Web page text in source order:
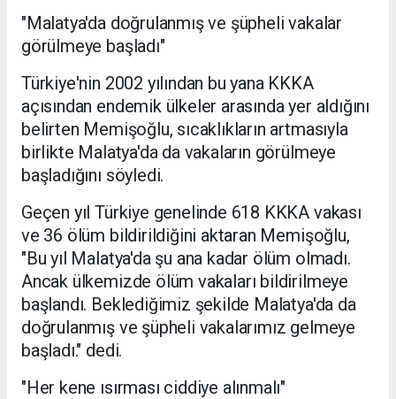
"Malatya'da doğrulanmış ve şüpheli vakalar
görülmeye başladı"
Türkiye'nin 2002 yılından bu yana KKKA
açısından endemik ülkeler arasında yer aldığını
belirten Memişoğlu, sıcaklıkların artmasıyla
birlikte Malatya'da da vakaların görülmeye
başladığını söyledi.
Geçen yıl Türkiye genelinde 618 KKKA vakası
ve 36 ölüm bildirildiğini aktaran Memişoğlu,
"Bu yıl Malatya'da şu ana kadar ölüm olmadı.
Ancak ülkemizde ölüm vakaları bildirilmeye
başlandı. Beklediğimiz şekilde Malatya'da da
doğrulanmış ve şüpheli vakalarımız gelmeye
başladı." dedi.
"Her kene ısırması ciddiye alınmalı"